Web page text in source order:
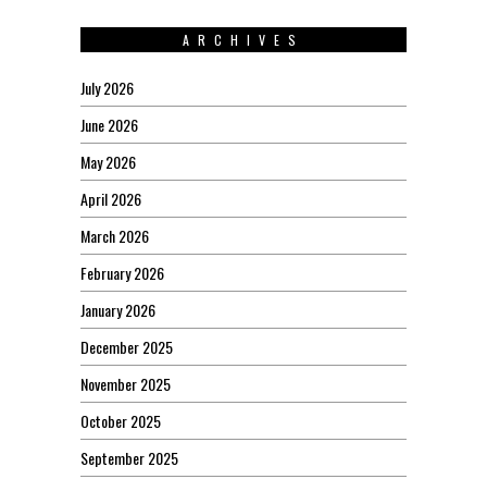
ARCHIVES
July 2026
June 2026
May 2026
April 2026
March 2026
February 2026
January 2026
December 2025
November 2025
October 2025
September 2025